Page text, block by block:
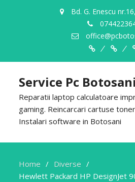
Bd. G. Enescu
Despre
Noi
Service Pc Botosani
Reparatii laptop calculatoare
gaming. Reincarcari cartuse
Instalari software in Botosani
Home
Diverse
Hewlett Packard HP DesignJet